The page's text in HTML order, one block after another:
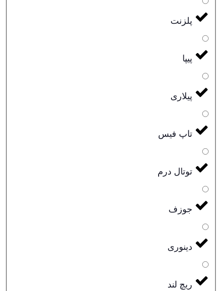
پلزنت
پیپا
پیلاری
تاپ فیس
توتال درم
جوزف
دینوری
ریچ لند